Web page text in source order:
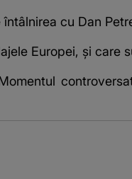
cu Dan
Europei, și care